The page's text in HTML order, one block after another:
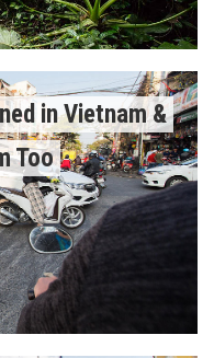
in Vietnam &
Too